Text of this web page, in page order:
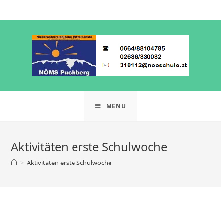
MENU
Aktivitäten erste Schulwoche
> Aktivitäten erste Schulwoche